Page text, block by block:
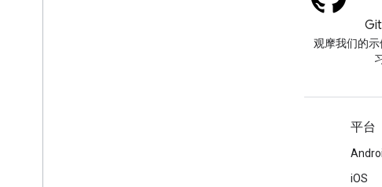
观摩我们的
平台
iOS